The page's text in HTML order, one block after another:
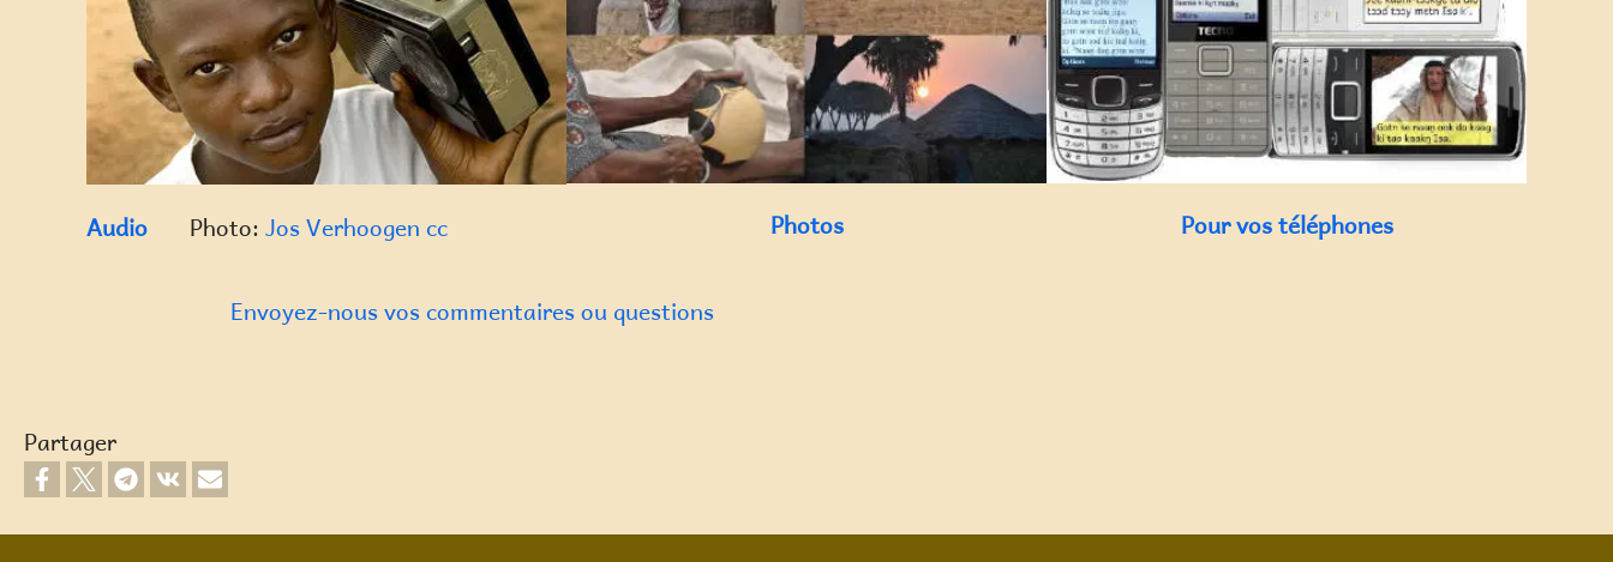
Audio Photo: Jos Verhoogen cc Photos Pour vos téléphones
Envoyez-nous vos commentaires ou questions
Partager